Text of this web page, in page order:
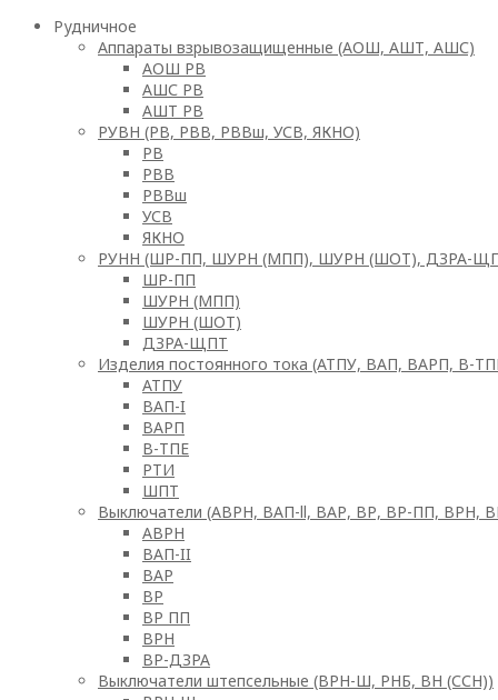
Рудничное
Аппараты взрывозащищенные (АОШ, АШТ, АШС)
АОШ РВ
АШС РВ
АШТ РВ
РУВН (РВ, РВВ, РВВш, УСВ, ЯКНО)
РВ
РВВ
РВВш
УСВ
ЯКНО
РУНН (ШР-ПП, ШУРН (МПП), ШУРН (ШОТ), ДЗРА-
ШР-ПП
ШУРН (МПП)
ШУРН (ШОТ)
ДЗРА-ЩПТ
Изделия постоянного тока (АТПУ, ВАП, ВАРП, В-
АТПУ
ВАП-I
ВАРП
В-ТПЕ
РТИ
ШПТ
Выключатели (АВРН, ВАП-ll, ВАР, ВР, ВР-ПП, ВРН,
АВРН
ВАП-II
ВАР
ВР
ВР ПП
ВРН
ВР-ДЗРА
Выключатели штепсельные (ВРН-Ш, РНБ, ВН (ССН))